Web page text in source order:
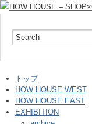
トップ
HOW HOUSE WEST
HOW HOUSE EAST
EXHIBITION